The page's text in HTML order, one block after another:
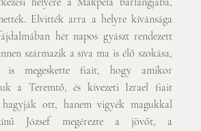
Elvitték arra a helyre kívánsága
hét napos gyászt rendezett
származik a síva ma is élő szokása,
is megeskette fiait, hogy amikor
a Teremtő, és kivezeti Izrael fiait
ott, hanem vigyék magukkal
József megérezte a jövőt, a